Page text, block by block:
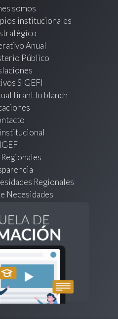
somos
institucionales
Anual
Público
SIGEFI
tirant lo blanch
Regionales
Necesidades